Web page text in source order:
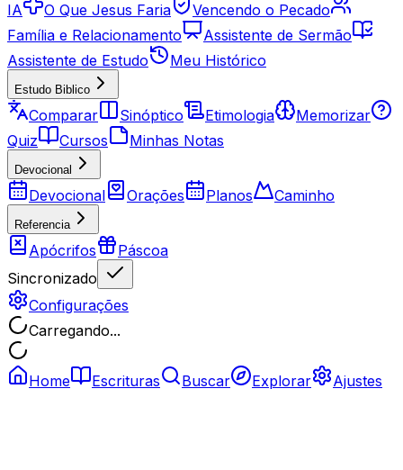
IA
O Que Jesus Faria
Vencendo o Pecado
Família e Relacionamento
Assistente de Sermão
Assistente de Estudo
Meu Histórico
Estudo Biblico
Comparar Sinóptico Etimologia
Memorizar
Quiz
Cursos Minhas Notas
Devocional
Devocional Orações Planos Caminho
Referencia
Apócrifos
Páscoa
Sincronizado
Configurações
Carregando...
Home Escrituras Buscar Explorar Ajustes